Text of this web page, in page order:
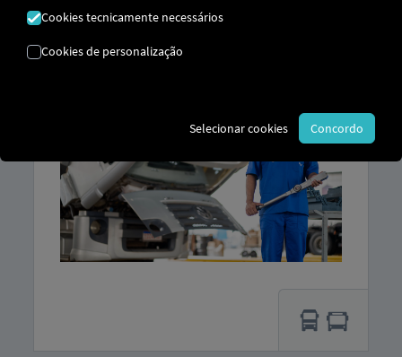
flexíveis de 1 a 5 anos.
Consulte condições exclusivas para sua frota.
Cookies tecnicamente necessários
Cookies de personalização
Selecionar cookies Concordo